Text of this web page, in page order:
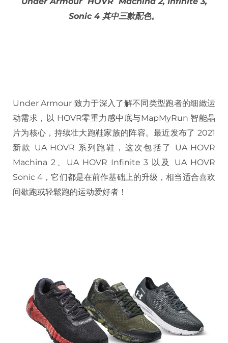
Sonic 4 其中三款配色。
Under Armour 致力于深入了解不同类型跑者的细緻运
动需求，以 HOVR零重力感中底与MapMyRun 智能晶
片为核心，持续壮大跑鞋家族的阵容。最近发布了 2021
新款 UA HOVR 系列跑鞋，这次包括了 UA HOVR
Machina 2、UA HOVR Infinite 3 以及 UA HOVR
Sonic 4，它们都是在前作基础上的升级，相当适合喜欢
间歇跑或轻鬆跑的运动爱好者！